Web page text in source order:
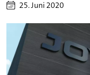
25. Juni 2020